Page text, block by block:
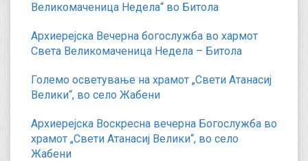
Великомаченица Недела“ во Битола
Архиерејска Вечерна богослужба во хармот
Света Великомаченица Недела – Битола
Големо осветување на храмот „Свети Атанасиј
Велики“, во село Жабени
Архиерејска Воскресна вечерна Богослужба во
храмот „Свети Атанасиј Велики“, во село
Жабени